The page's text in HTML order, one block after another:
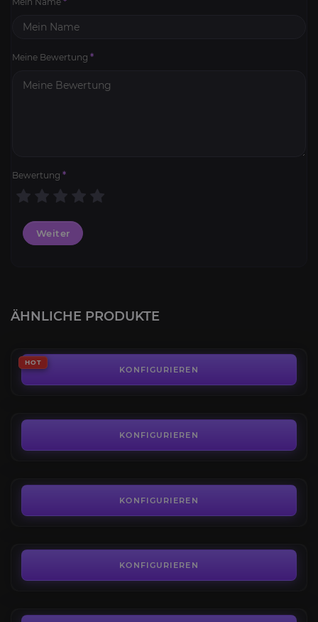
Meine Bewertung *
Bewertung *
Weiter
ÄHNLICHE PRODUKTE
HOT
KONFIGURIEREN
Stundenboost
KONFIGURIEREN
KONFIGURIEREN
KONFIGURIEREN
Mokoko-Samen